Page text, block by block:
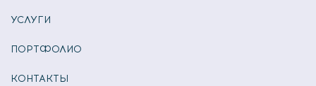
УСЛУГИ
ПОРТФОЛИО
КОНТАКТЫ